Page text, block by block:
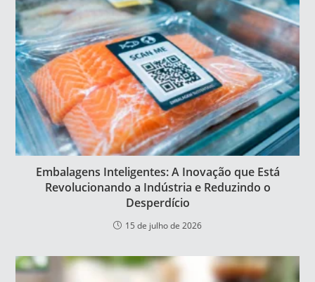
Embalagens Inteligentes: A Inovação que Está
Revolucionando a Indústria e Reduzindo o
Desperdício
15 de julho de 2026